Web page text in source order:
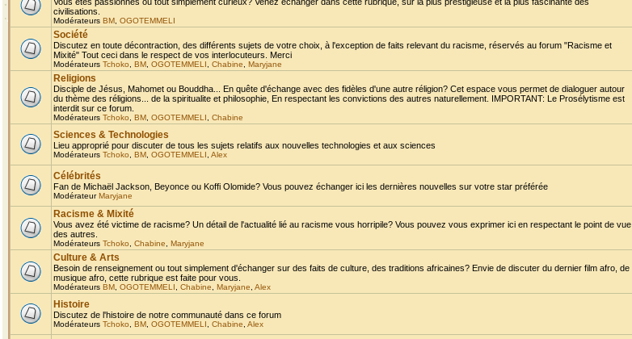
civilisations.
Modérateurs BM OGOTEMMELI
Société
Discutez en toute décontraction, des différents sujets de votre choix, à l'exception de faits relevant du racisme, réservés au forum "Racisme et
Mixité" Tout ceci dans le respect de vos interlocuteurs. Merci
Modérateurs Tchoko BM OGOTEMMELI Chabine Maryjane
Religions
Disciple de Jésus, Mahomet ou Bouddha... En quête d'échange avec des fidèles d'une autre réligion? Cet espace vous permet de dialoguer autour
du thème des réligions... de la spiritualite et philosophie, En respectant les convictions des autres naturellement. IMPORTANT: Le Prosélytisme est
interdit sur ce forum.
Modérateurs Tchoko BM OGOTEMMELI Chabine
Sciences & Technologies
Lieu approprié pour discuter de tous les sujets relatifs aux nouvelles technologies et aux sciences
Modérateurs Tchoko BM OGOTEMMELI Alex
Célébrités
Fan de Michaël Jackson, Beyonce ou Koffi Olomide? Vous pouvez échanger ici les dernières nouvelles sur votre star préférée
ModérateurMaryjane
Racisme & Mixité
Vous avez été victime de racisme? Un détail de l'actualité lié au racisme vous horripile? Vous pouvez vous exprimer ici en respectant le point de vue
des autres.
Modérateurs Tchoko Chabine Maryjane
Culture & Arts
Besoin de renseignement ou tout simplement d'échanger sur des faits de culture, des traditions africaines? Envie de discuter du dernier film afro, de
musique afro, cette rubrique est faite pour vous.
Modérateurs BM OGOTEMMELI Chabine Maryjane Alex
Histoire
Discutez de l'histoire de notre communauté dans ce forum
Modérateurs Tchoko BM OGOTEMMELI Chabine Alex